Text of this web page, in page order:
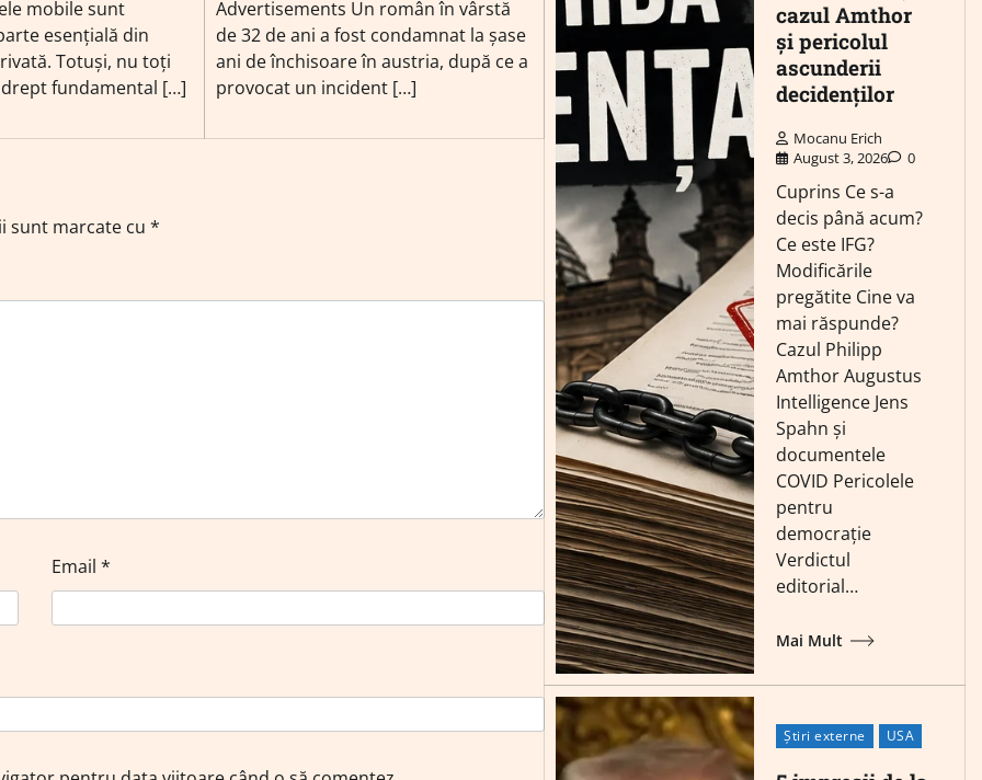
mobile sunt
esențială din
Totuși, nu toți
fundamental […]
Advertisements Un român în vârstă
de 32 de ani a fost condamnat la şase
ani de închisoare în austria, după ce a
provocat un incident […]
sunt marcate cu *
Email *
cazul Amthor
și pericolul
ascunderii
decidenților
Mocanu Erich
August 3, 2026
0
Cuprins Ce s-a
decis până acum?
Ce este IFG?
Modificările
pregătite Cine va
mai răspunde?
Cazul Philipp
Amthor Augustus
Intelligence Jens
Spahn și
documentele
COVID Pericolele
pentru
democrație
Verdictul
editorial…
Mai Mult
Știri externe USA